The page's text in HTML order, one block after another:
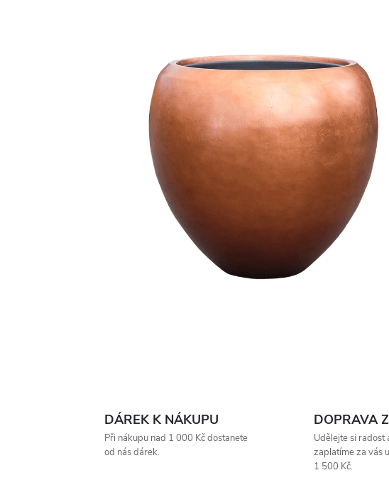
DÁREK K NÁKUPU
Při nákupu nad 1 000 Kč dostanete
od nás dárek.
DOPRAVA
Udělejte si radost
zaplatíme za vás
1 500 Kč.